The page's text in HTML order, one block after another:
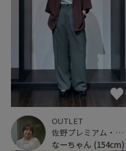
OUTLET
佐野プレミアム・アウトレット
なーちゃん (154cm)